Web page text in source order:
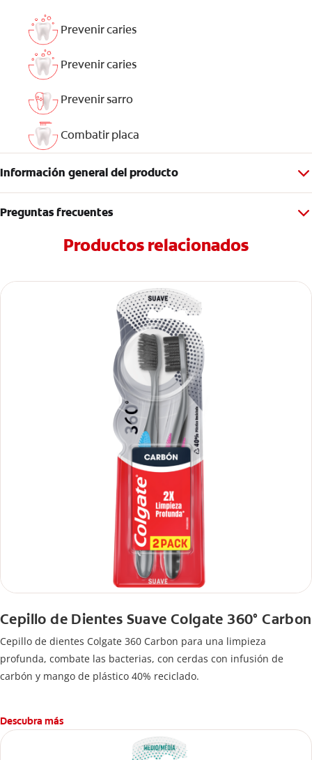
Prevenir caries
Prevenir caries
Prevenir sarro
Combatir placa
Información general del producto
Preguntas frecuentes
Productos relacionados
Cepillo de Dientes Suave Colgate 360° Carbon
Cepillo de dientes Colgate 360 ​​Carbon para una limpieza
profunda, combate las bacterias, con cerdas con infusión de
carbón y mango de plástico 40% reciclado.
Descubra más